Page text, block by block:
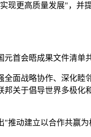
现更高质量发展"，
首会晤成果文件清单
面战略协作、深化
关于倡导世界多极
推动建立以合作共赢为